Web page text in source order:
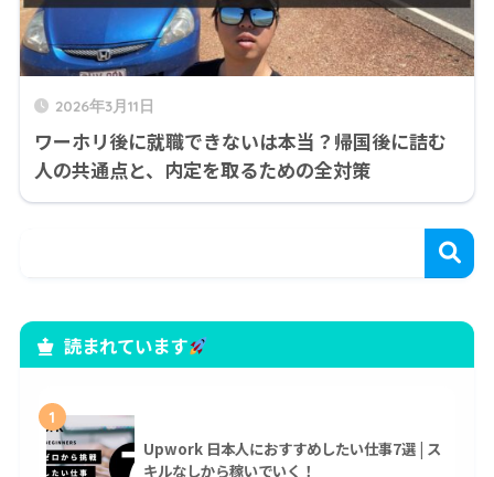
2026年3月11日
ワーホリ後に就職できないは本当？帰国後に詰む
人の共通点と、内定を取るための全対策
読まれています
1
Upwork 日本人におすすめしたい仕事7選 | ス
キルなしから稼いでいく！